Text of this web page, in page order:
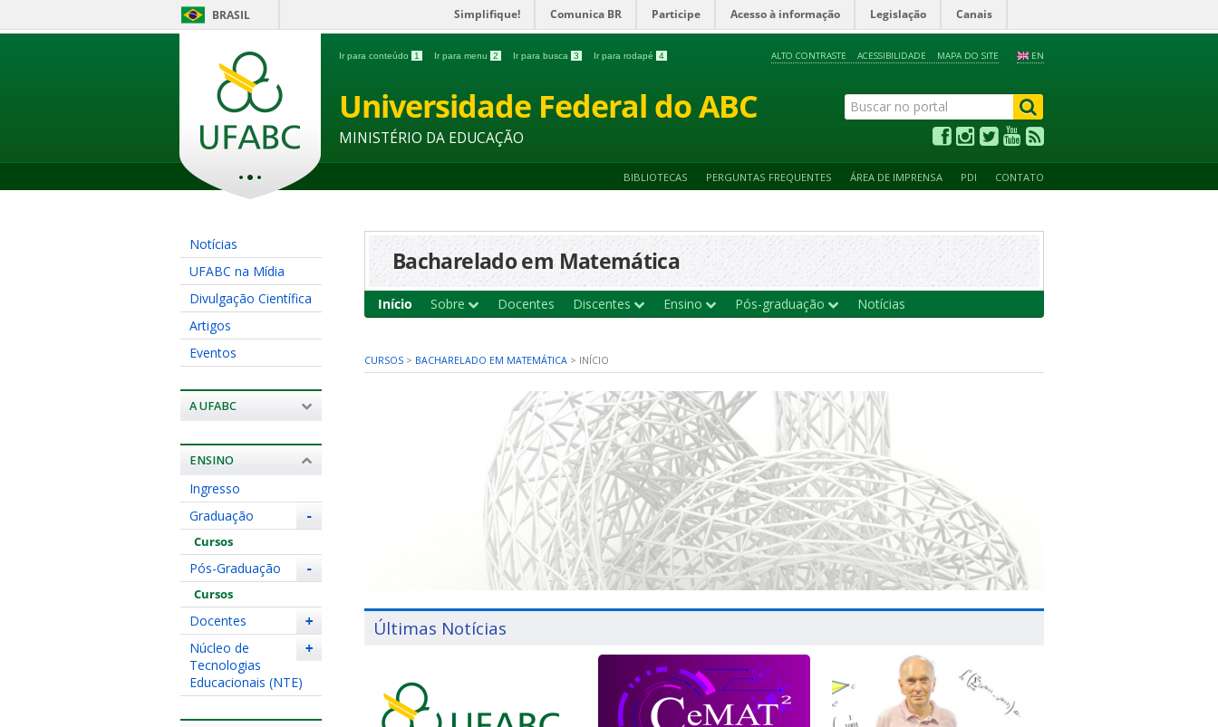
BRASIL Simplifique! Comunica BR Participe Acesso à informação Legislação Canais
Ir para conteúdo 1 Ir para menu 2 Ir para busca 3 Ir para rodapé 4 EN
ALTO CONTRASTE ACESSIBILIDADE MAPA DO SITE
Universidade Federal do ABC
MINISTÉRIO DA EDUCAÇÃO
BIBLIOTECAS PERGUNTAS FREQUENTES ÁREA DE IMPRENSA PDI CONTATO
Notícias
UFABC na Mídia
Divulgação Científica
Artigos
Eventos
A UFABC
ENSINO
Ingresso
-
Graduação
Cursos
-
Pós-Graduação
Cursos
+
Docentes
+
Núcleo de
Tecnologias
Educacionais (NTE)
Bacharelado em Matemática
Início Sobre Docentes Discentes Ensino Pós-graduação Notícias
CURSOS > BACHARELADO EM MATEMÁTICA > INÍCIO
Últimas Notícias